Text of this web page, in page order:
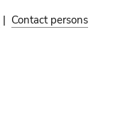
| Contact persons